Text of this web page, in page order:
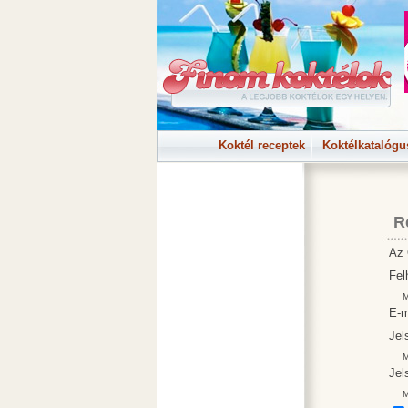
Koktél receptek
Az
E-